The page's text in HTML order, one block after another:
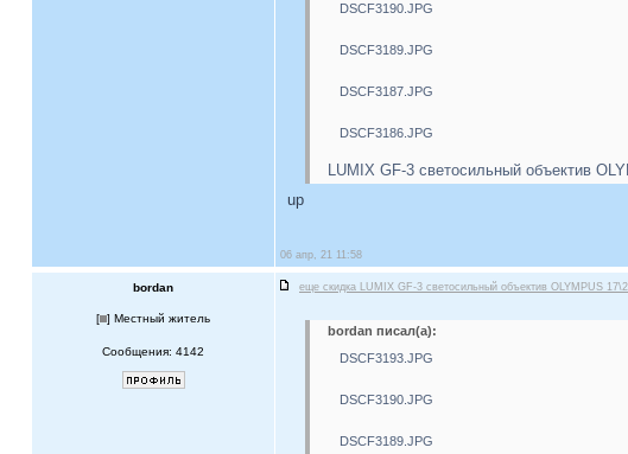
DSCF3190.JPG
DSCF3189.JPG
DSCF3187.JPG
DSCF3186.JPG
LUMIX GF-3 светосильный объектив
up
06 апр, 21 11:58
bordan еще скидка LUMIX GF-3 светосильный объектив OLYMPUS
[ ] Местный житель
Сообщения: 4142
bordan писал(а):
DSCF3193.JPG
DSCF3190.JPG
DSCF3189.JPG